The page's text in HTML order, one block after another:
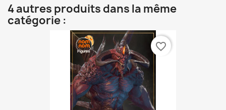
4 autres produits dans la même
catégorie :
favorite_border